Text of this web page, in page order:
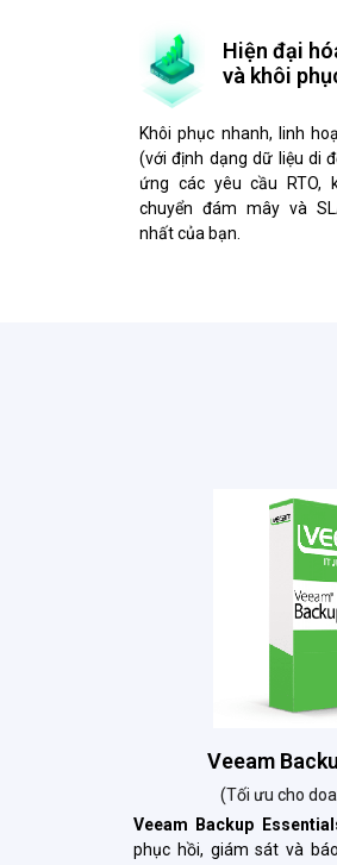
Hiện đại
và khôi
Khôi phục nhanh, linh
(với định dạng dữ liệu di
ứng các yêu cầu RTO,
chuyển đám mây và
nhất của bạn.
Veeam
(Tối ưu cho
Veeam Backup
phục hồi, giám sát và